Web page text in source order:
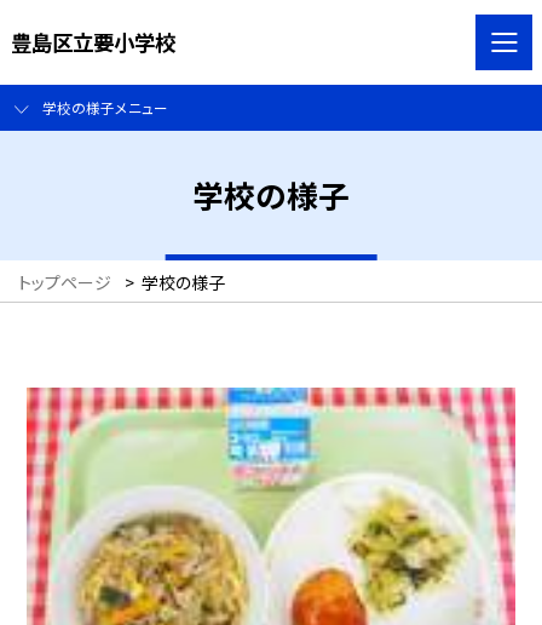
豊島区立要小学校
学校の様子メニュー
学校の様子
トップページ > 学校の様子